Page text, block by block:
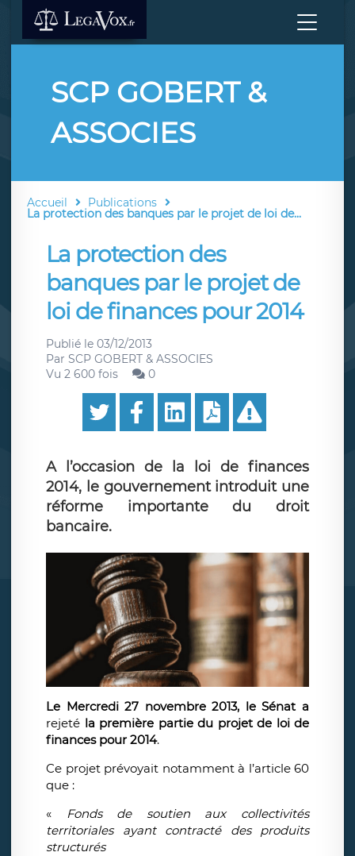
SCP GOBERT &
ASSOCIES
Accueil Publications
La protection des banques par le projet de loi de...
La protection des
banques par le projet de
loi de finances pour 2014
Publié le 03/12/2013
Par SCP GOBERT & ASSOCIES
Vu 2 600 fois
0
A l’occasion de la loi de finances
2014, le gouvernement introduit une
réforme importante du droit
bancaire.
Le Mercredi 27 novembre 2013, le Sénat a
rejeté la première partie du projet de loi de
finances pour 2014.
Ce projet prévoyait notamment à l’article 60
que :
« Fonds de soutien aux collectivités
territoriales ayant contracté des produits
structurés